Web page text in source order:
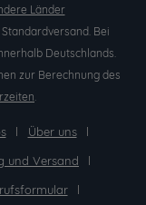
Länder
Bei
Deutschlands.
zur Berechnung des
.
Über uns
und Versand